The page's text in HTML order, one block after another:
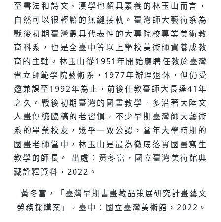
至書法和詩文、漢學也頗具素養的林玉山而言，
自然可以很輕鬆的無縫接軌。臺灣師大藝術系為
戰後初期臺灣最具代表性的大專院校專業美術教
育科系，也是全臺中等以上學校美術師資養成教
育的主軸。林玉山從1951年開始應聘任教於臺灣
省立師範學院藝術系，1977年辦理退休，但仍受
邀兼課至1992年為止，前後任教臺師大長達41年
之久。戰後初期臺灣的國畫教學，多沿著大陸文
人畫傳統臨稿的老習慣，不少早期臺灣師大藝術
系的畢業校友，幾乎一致公認，當年大學時期的
國畫老師當中，林玉山是最為徹底落實國畫寫生
教學的師長。 出處：黃冬富，國立臺灣美術館典
藏詮釋資料，2022。
黃冬富，「臺灣早期書畫藏品策展研究計畫藝文
勞務採購案」，臺中：國立臺灣美術館，2022。